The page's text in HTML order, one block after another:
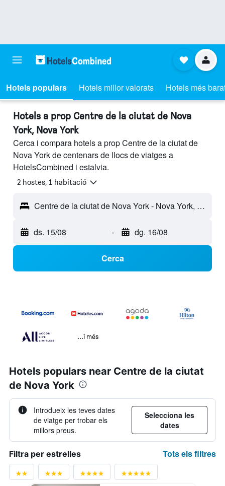
Hotels populars Hotels millor valorats Hotels més
Hotels a prop Centre de la ciutat de Nova
York, Nova York
Cerca i compara hotels a prop Centre de la ciutat de
Nova York de centenars de llocs de viatges a
HotelsCombined i estalvia.
2 hostes, 1 habitació
Centre de la ciutat de Nova York - Nova York, NY, Estats Units
ds. 15/08 - dg. 16/08
Cerca
...i més
Hotels populars near Centre de la ciutat
de Nova York
Introdueix les teves dates
de viatge per trobar els
millors preus.
Selecciona les
dates
Filtra per estrelles Tots els filtres